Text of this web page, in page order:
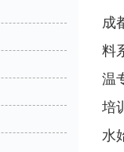
成
料
温
培
水